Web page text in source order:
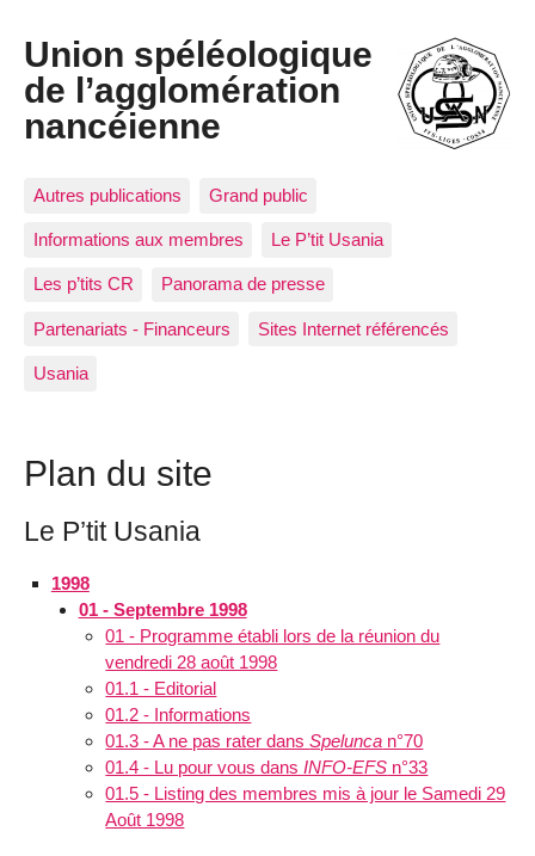
Union spéléologique
de l’agglomération
nancéienne
Autres publications Grand public
Informations aux membres Le P’tit Usania
Les p’tits CR Panorama de presse
Partenariats - Financeurs Sites Internet référencés
Usania
Plan du site
Le P’tit Usania
1998
01 - Septembre 1998
01 - Programme établi lors de la réunion du
vendredi 28 août 1998
01.1 - Editorial
01.2 - Informations
01.3 - A ne pas rater dansSpelunca n°70
01.4 - Lu pour vous dansINFO-EFS n°33
01.5 - Listing des membres mis à jour le Samedi 29
Août 1998